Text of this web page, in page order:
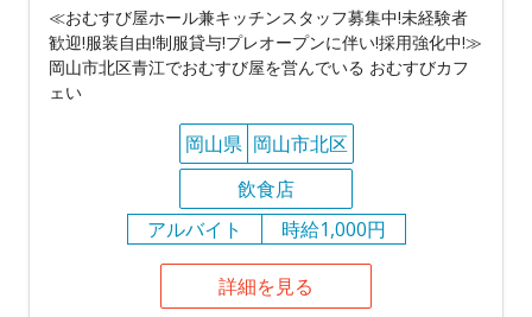
≪おむすび屋ホール兼キッチンスタッフ募集中!未経験者
歓迎!服装自由!制服貸与!プレオープンに伴い!採用強化中!≫
岡山市北区青江でおむすび屋を営んでいる おむすびカフ
ェい
岡山県 岡山市北区
飲食店
アルバイト
時給1,000円
詳細を見る